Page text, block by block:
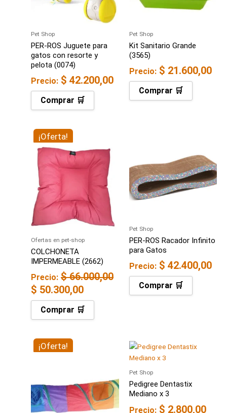
Pet Shop
PER-ROS Juguete para
gatos con resorte y
pelota (0074)
Precio: $ 42.200,00
Comprar 🛒
Pet Shop
Kit Sanitario Grande
(3565)
Precio: $ 21.600,00
Comprar 🛒
¡Oferta!
Ofertas en pet-shop
COLCHONETA
IMPERMEABLE (2662)
Precio: $66.000,00
precio
original
era:
$ 66.000,00.
$ 50.300,00
precio
actual
$ 50.300,00.
Comprar 🛒
Pet Shop
PER-ROS Racador Infinito
para Gatos
Precio: $ 42.400,00
Comprar 🛒
¡Oferta!
era:
$ 110.000,00.
es:
$ 75.300,00.
Pet Shop
Pedigree Dentastix
Mediano x 3
Precio: $ 2.800,00